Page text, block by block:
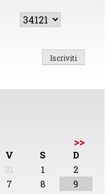
>>
V S
D
31 1
2
7 8
9